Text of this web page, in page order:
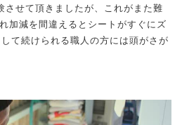
させて頂きましたが、これがまた難
加減を間違えるとシートがすぐにズ
て続けられる職人の方には頭がさが